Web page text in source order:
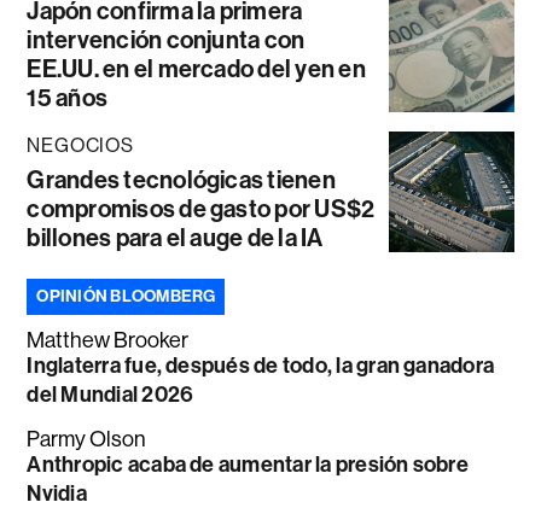
Japón confirma la primera
intervención conjunta con
EE.UU. en el mercado del yen en
15 años
NEGOCIOS
Grandes tecnológicas tienen
compromisos de gasto por US$2
billones para el auge de la IA
OPINIÓN BLOOMBERG
Matthew Brooker
Inglaterra fue, después de todo, la gran ganadora
del Mundial 2026
Parmy Olson
Anthropic acaba de aumentar la presión sobre
Nvidia